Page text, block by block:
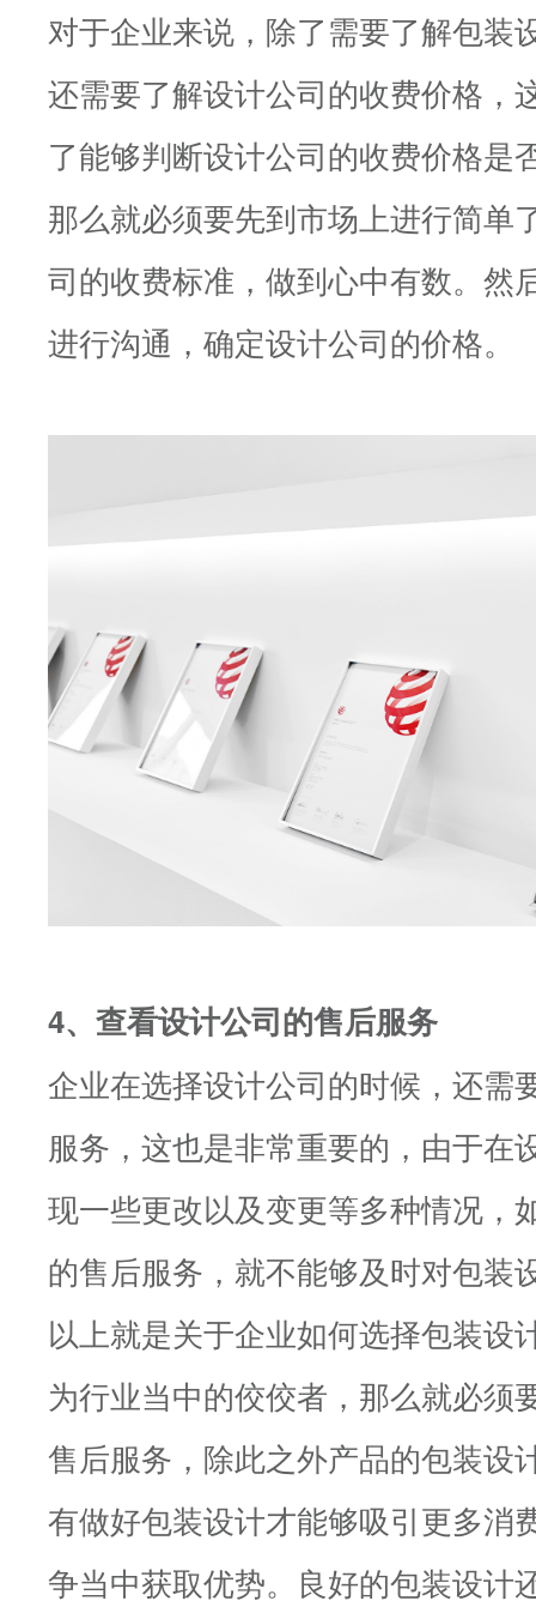
对于企业来说，除了需要了解包装
还需要了解设计公司的收费价格，
了能够判断设计公司的收费价格是
那么就必须要先到市场上进行简单
司的收费标准，做到心中有数。然
进行沟通，确定设计公司的价格。
4、查看设计公司的售后服务
企业在选择设计公司的时候，还需
服务，这也是非常重要的，由于在
现一些更改以及变更等多种情况，
的售后服务，就不能够及时对包装
以上就是关于企业如何选择包装设
为行业当中的佼佼者，那么就必须
售后服务，除此之外产品的包装设
有做好包装设计才能够吸引更多消
争当中获取优势。良好的包装设计